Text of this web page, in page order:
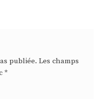
publiée. Les champs
*